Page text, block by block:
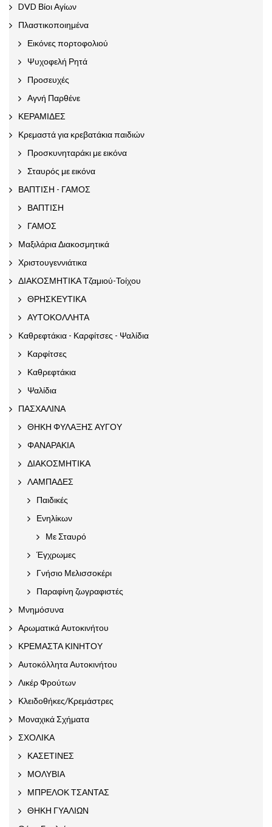
DVD Βίοι Αγίων
Πλαστικοποιημένα
Εικόνες πορτοφολιού
Ψυχοφελή Ρητά
Προσευχές
Αγνή Παρθένε
ΚΕΡΑΜΙΔΕΣ
Κρεμαστά για κρεβατάκια παιδιών
Προσκυνηταράκι με εικόνα
Σταυρός με εικόνα
ΒΑΠΤΙΣΗ - ΓΑΜΟΣ
ΒΑΠΤΙΣΗ
ΓΑΜΟΣ
Μαξιλάρια Διακοσμητικά
Χριστουγεννιάτικα
ΔΙΑΚΟΣΜΗΤΙΚΑ Τζαμιού-Τοίχου
ΘΡΗΣΚΕΥΤΙΚΑ
ΑΥΤΟΚΟΛΛΗΤΑ
Καθρεφτάκια - Καρφίτσες - Ψαλίδια
Καρφίτσες
Καθρεφτάκια
Ψαλίδια
ΠΑΣΧΑΛΙΝΑ
ΘΗΚΗ ΦΥΛΑΞΗΣ ΑΥΓΟΥ
ΦΑΝΑΡΑΚΙΑ
ΔΙΑΚΟΣΜΗΤΙΚΑ
ΛΑΜΠΑΔΕΣ
Παιδικές
Ενηλίκων
Με Σταυρό
Έγχρωμες
Γνήσιο Μελισσοκέρι
Παραφίνη ζωγραφιστές
Μνημόσυνα
Αρωματικά Αυτοκινήτου
ΚΡΕΜΑΣΤΑ ΚΙΝΗΤΟΥ
Αυτοκόλλητα Αυτοκινήτου
Λικέρ Φρούτων
Κλειδοθήκες/Κρεμάστρες
Μοναχικά Σχήματα
ΣΧΟΛΙΚΑ
ΚΑΣΕΤΙΝΕΣ
ΜΟΛΥΒΙΑ
ΜΠΡΕΛΟΚ ΤΣΑΝΤΑΣ
ΘΗΚΗ ΓΥΑΛΙΩΝ